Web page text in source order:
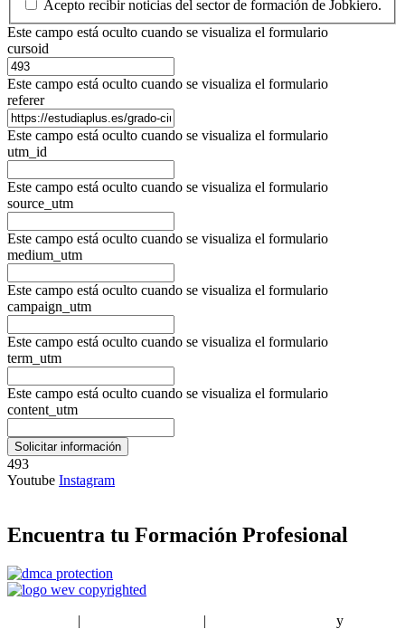
Acepto recibir noticias del sector de formación de Jobkiero.
Este campo está oculto cuando se visualiza el formulario
cursoid
Este campo está oculto cuando se visualiza el formulario
referer
Este campo está oculto cuando se visualiza el formulario
utm_id
Este campo está oculto cuando se visualiza el formulario
source_utm
Este campo está oculto cuando se visualiza el formulario
medium_utm
Este campo está oculto cuando se visualiza el formulario
campaign_utm
Este campo está oculto cuando se visualiza el formulario
term_utm
Este campo está oculto cuando se visualiza el formulario
content_utm
493
Youtube Instagram
Encuentra tu Formación Profesional
| | y